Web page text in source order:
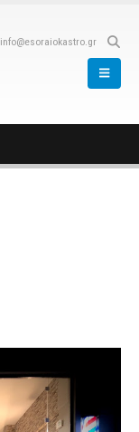
info@esoraiokastro.gr